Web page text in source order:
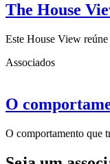
The House
Este House View
Associados
O
O comportamento que